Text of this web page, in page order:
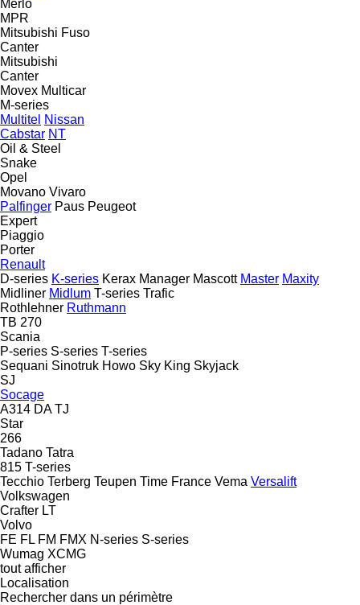
Merlo
MPR
Mitsubishi Fuso
Canter
Mitsubishi
Canter
Movex Multicar
M-series
Multitel Nissan
Cabstar NT
Oil & Steel
Snake
Opel
Movano Vivaro
Palfinger Paus Peugeot
Expert
Piaggio
Porter
Renault
D-series K-series Kerax Manager Mascott Master Maxity
Midliner Midlum T-series Trafic
Rothlehner Ruthmann
TB 270
Scania
P-series S-series T-series
Sequani Sinotruk Howo Sky King Skyjack
SJ
Socage
A314 DA TJ
Star
266
Tadano Tatra
815 T-series
Tecchio Terberg Teupen Time France Vema Versalift
Volkswagen
Crafter LT
Volvo
FE FL FM FMX N-series S-series
Wumag XCMG
tout afficher
Localisation
Rechercher dans un périmètre